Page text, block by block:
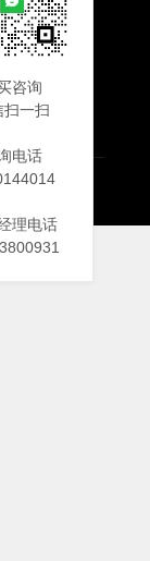
咨询
扫一扫
电话
理电话